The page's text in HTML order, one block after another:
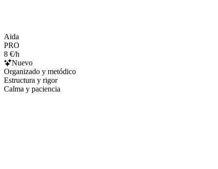
Aida
PRO
8 €/h
Nuevo
Organizado y metódico
Estructura y rigor
Calma y paciencia